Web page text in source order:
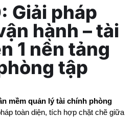
Giải pháp
hành – tài
1 nền tảng
tập
mềm quản lý tài chính phòng
toàn diện, tích hợp chặt chẽ giữa